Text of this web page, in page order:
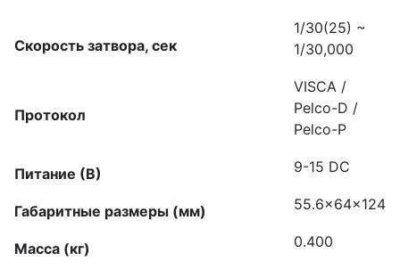
Скорость затвора, сек
1/30(25) ~
1/30,000
Протокол
VISCA /
Pelco-D /
Pelco-P
Питание (В) 9-15 DC
Габаритные размеры (мм) 55.6x64x124
Масса (кг) 0.400